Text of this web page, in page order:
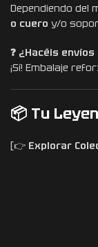
Dependiendo del
o cuero y/o
❓ ¿Hacéis
¡Sí! Embalaje
📦 Tu
[👉 Explorar